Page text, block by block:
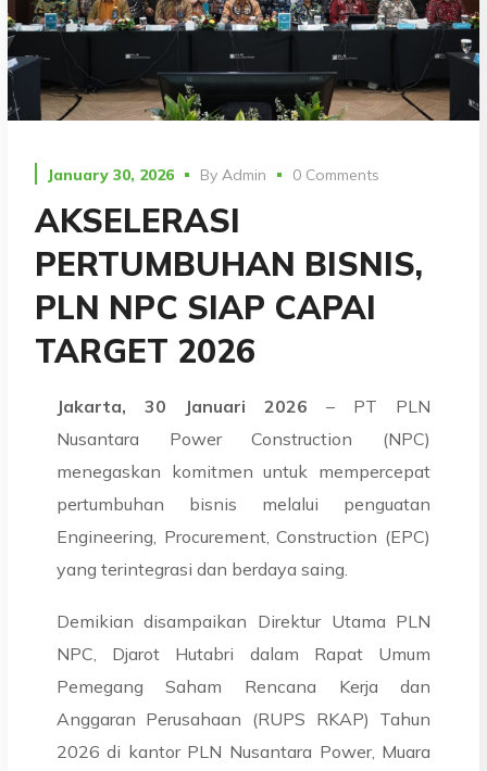
January 30, 2026 ByAdmin 0 Comments
AKSELERASI
PERTUMBUHAN BISNIS,
PLN NPC SIAP CAPAI
TARGET 2026
Jakarta, 30 Januari 2026 – PT PLN
Nusantara Power Construction (NPC)
menegaskan komitmen untuk mempercepat
pertumbuhan bisnis melalui penguatan
Engineering, Procurement, Construction (EPC)
yang terintegrasi dan berdaya saing.
Demikian disampaikan Direktur Utama PLN
NPC, Djarot Hutabri dalam Rapat Umum
Pemegang Saham Rencana Kerja dan
Anggaran Perusahaan (RUPS RKAP) Tahun
2026 di kantor PLN Nusantara Power, Muara